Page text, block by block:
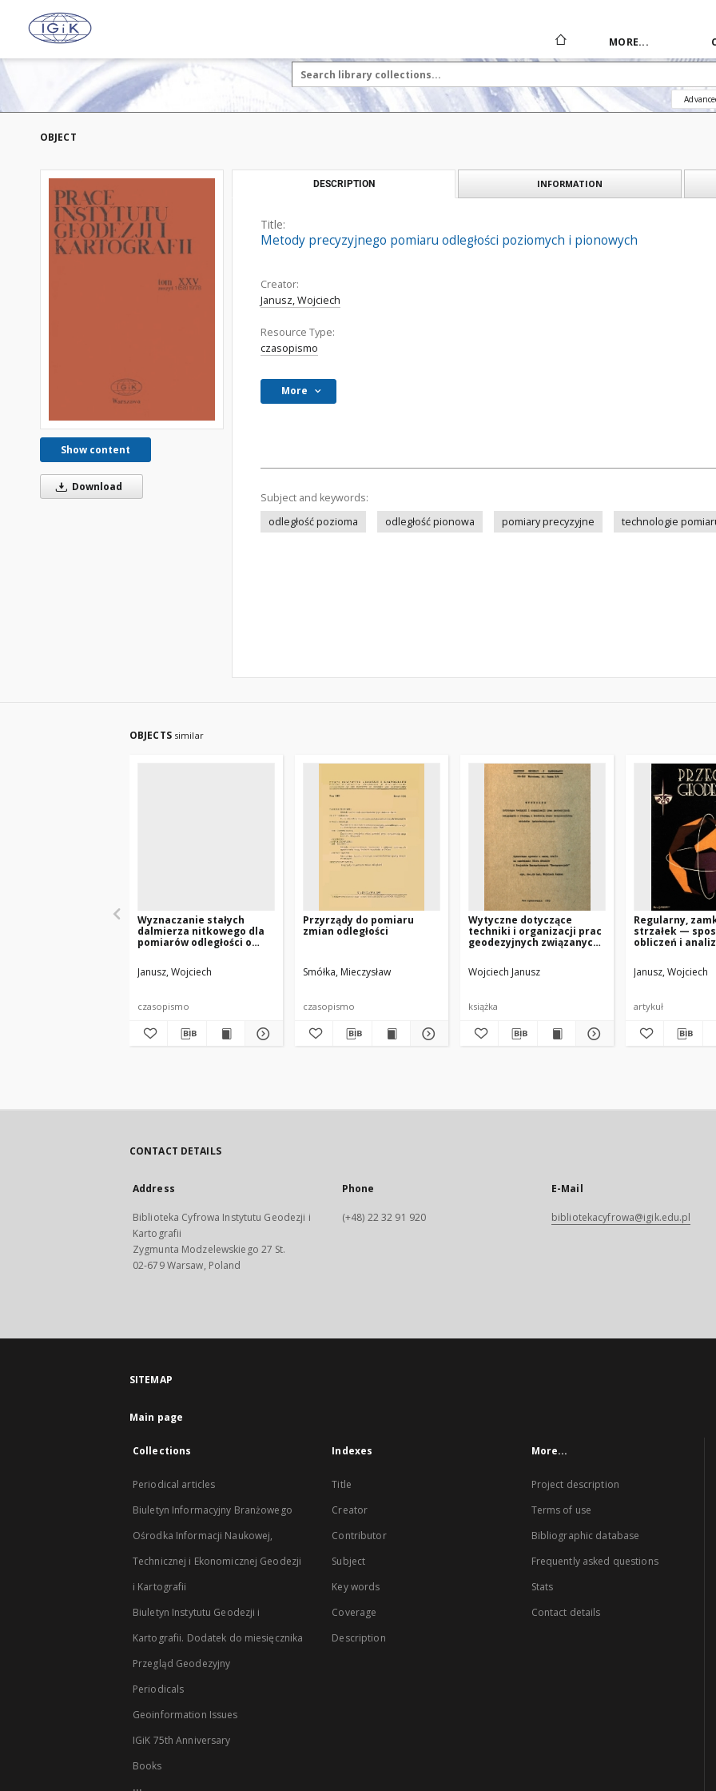
MORE...
OBJECT
Show content
Download
DESCRIPTION INFORMATION
Title:
Metody precyzyjnego pomiaru odległości poziomych i pionowych
Creator:
Janusz, Wojciech
Resource Type:
czasopismo
More
Subject and keywords:
odległość pozioma
odległość pionowa pomiary precyzyjne technologie
OBJECTS similar
Wyznaczanie stałych
dalmierza nitkowego dla
pomiarów odległości o
Janusz, Wojciech
czasopismo
Przyrządy do pomiaru
zmian odległości
Smółka, Mieczysław
czasopismo
Wytyczne dotyczące
techniki i organizacji prac
geodezyjnych związanych
bezpieczeństwa obiektów
hydrotechnicznych
Wojciech Janusz
książka
Regularny,
strzałek —
obliczeń i
Janusz, Wojciech
artykuł
CONTACT DETAILS
Address
Biblioteka Cyfrowa Instytutu Geodezji i
Kartografii
Zygmunta Modzelewskiego 27 St.
02-679 Warsaw, Poland
Phone
(+48) 22 32 91 920
E-Mail
bibliotekacyfrowa@igik.edu.pl
SITEMAP
Main page
Collections
Periodical articles
Biuletyn Informacyjny Branżowego
Ośrodka Informacji Naukowej,
Technicznej i Ekonomicznej Geodezji
i Kartografii
Biuletyn Instytutu Geodezji i
Kartografii. Dodatek do miesięcznika
Przegląd Geodezyjny
Periodicals
Geoinformation Issues
IGiK 75th Anniversary
Books
...
Indexes
Title
Creator
Contributor
Subject
Key words
Coverage
Description
More...
Project description
Terms of use
Bibliographic database
Frequently asked questions
Stats
Contact details